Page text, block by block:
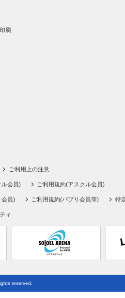
刷
ご利用上の注意
ル会員) ご利用規約(アスクル会員)
会員) ご利用規約(パプリ会員等) 特
ィ
reserved.